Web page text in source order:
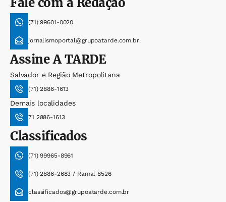
(71) 99601-0020
jornalismoportal@grupoatarde.com.br
AssineA TARDE
Salvador e Região Metropolitana
(71) 2886-1613
Demais localidades
71 2886-1613
Classificados
(71) 99965-8961
(71) 2886-2683 / Ramal 8526
classificados@grupoatarde.com.br